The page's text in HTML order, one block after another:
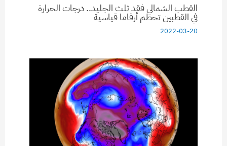
القطب الشمالي فقد ثلث الجليد.. درجات الحرارة
في القطبين تحطم أرقاما قياسية
2022-03-20